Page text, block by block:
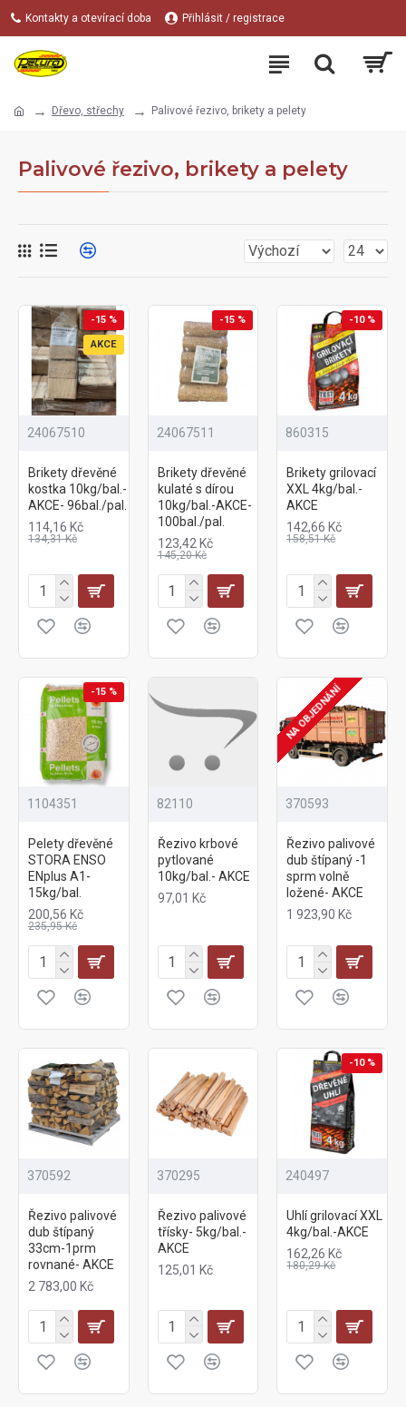
Kontakty a otevírací doba Přihlásit / registrace
Dřevo, střechy Palivové řezivo, brikety a pelety
Palivové řezivo, brikety a pelety
AKCE
-15 %
24067510
Brikety dřevěné
kostka 10kg/bal.-
AKCE- 96bal./pal.
114,16 Kč
134,31 Kč
-15 %
24067511
Brikety dřevěné
kulaté s dírou
10kg/bal.-AKCE-
100bal./pal.
123,42 Kč
145,20 Kč
-10 %
860315
Brikety grilovací
XXL 4kg/bal.-
AKCE
142,66 Kč
158,51 Kč
-15 %
1104351
Pelety dřevěné
STORA ENSO
ENplus A1-
15kg/bal.
200,56 Kč
235,95 Kč
82110
Řezivo krbové
pytlované
10kg/bal.- AKCE
97,01 Kč
NA OBJEDNÁNÍ
370593
Řezivo palivové
dub štípaný -1
sprm volně
ložené- AKCE
1 923,90 Kč
370592
Řezivo palivové
dub štípaný
33cm-1prm
rovnané- AKCE
2 783,00 Kč
370295
Řezivo palivové
třísky- 5kg/bal.-
AKCE
125,01 Kč
-10 %
240497
Uhlí grilovací XXL
4kg/bal.-AKCE
162,26 Kč
180,29 Kč